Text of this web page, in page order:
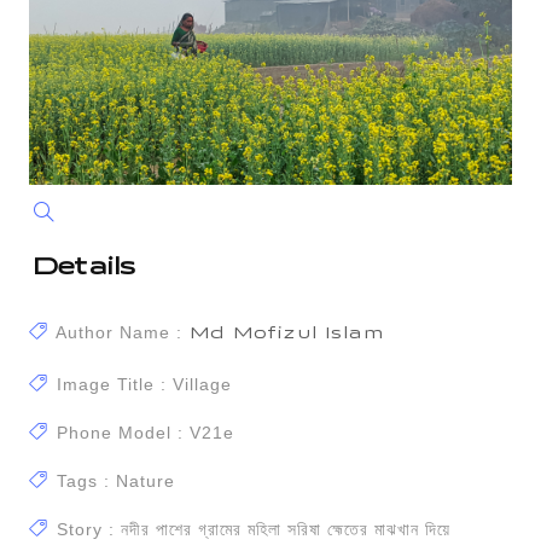
Details
Author Name : Md Mofizul Islam
Image Title : Village
Phone Model : V21e
Tags : Nature
Story : নদীর পাশের গ্রামের মহিলা সরিষা হ্মেতের মাঝখান দিয়ে